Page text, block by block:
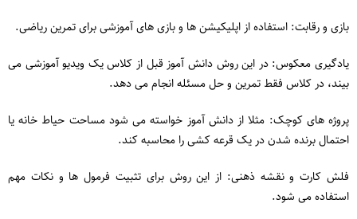
بازی و رقابت: استفاده از اپلیکیشن ‌ها و بازی‌ های آموزشی برای تمرین ریاضی.
یادگیری معکوس: در این روش دانش ‌آموز قبل از کلاس یک ویدیو آموزشی می‌
بیند، در کلاس فقط تمرین و حل مسئله انجام می ‌دهد.
پروژه‌ های کوچک: مثلا از دانش آموز خواسته می شود مساحت حیاط خانه یا
احتمال برنده شدن در یک قرعه‌ کشی را محاسبه کند.
فلش ‌کارت و نقشه ذهنی: از این روش برای تثبیت فرمول‌ ها و نکات مهم
استفاده می شود.